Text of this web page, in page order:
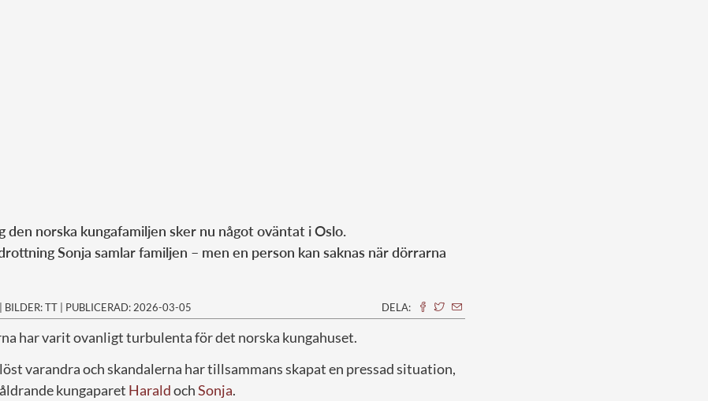
den norska kungafamiljen sker nu något oväntat i Oslo.
Sonja samlar familjen – men en person kan saknas när dörrarna
| BILDER: TT | PUBLICERAD: 2026-03-05 DELA:
har varit ovanligt turbulenta för det norska kungahuset.
varandra och skandalerna har tillsammans skapat en pressad situation,
kungaparet HaraldochSonja.